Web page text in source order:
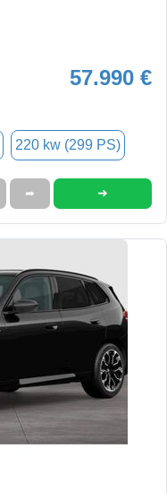
57.990 €
220 kw (299 PS)
➦ ➜